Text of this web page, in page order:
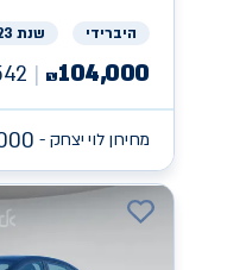
היברידי שנת 2023
₪104,000
מחירון לוי יצחק -